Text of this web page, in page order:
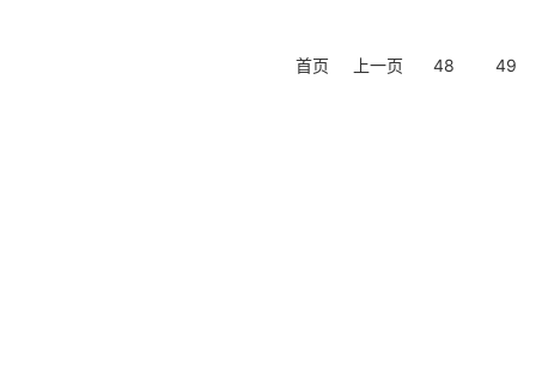
首页 上一页 48 49